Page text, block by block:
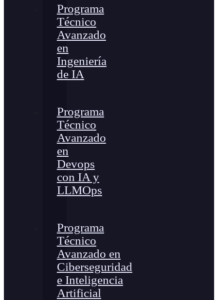
Programa
Técnico
Avanzado
en
Ingeniería
de IA
Programa
Técnico
Avanzado
en
Devops
con IA y
LLMOps
Programa
Técnico
Avanzado en
Ciberseguridad
e Inteligencia
Artificial